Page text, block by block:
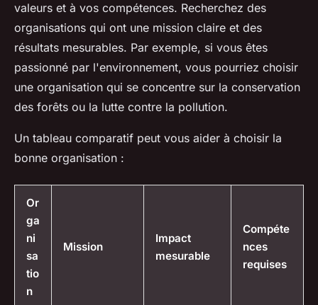
valeurs et à vos compétences. Recherchez des
organisations qui ont une mission claire et des
résultats mesurables. Par exemple, si vous êtes
passionné par l'environnement, vous pourriez choisir
une organisation qui se concentre sur la conservation
des forêts ou la lutte contre la pollution.
Un tableau comparatif peut vous aider à choisir la
bonne organisation :
Or
ga
ni
sa
tio
n
Mission
Impact
mesurable
Compéte
nces
requises